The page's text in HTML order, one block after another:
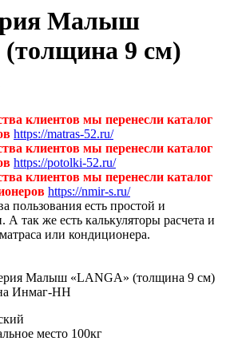
Малыш
9 см)
клиентов мы перенесли каталог
https://matras-52.ru/
клиентов мы перенесли каталог
https://potolki-52.ru/
клиентов мы перенесли каталог
https://nmir-s.ru/
пользования есть простой и
А так же есть калькуляторы расчета и
или кондиционера.
место 100кг